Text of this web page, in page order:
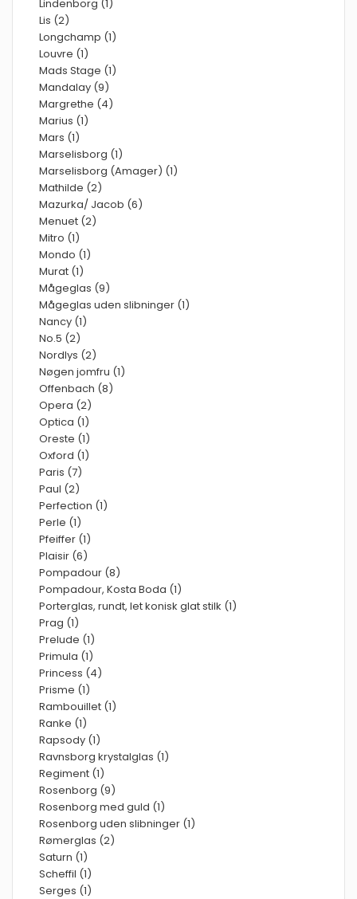
Lindenborg (1)
Lis (2)
Longchamp (1)
Louvre (1)
Mads Stage (1)
Mandalay (9)
Margrethe (4)
Marius (1)
Mars (1)
Marselisborg (1)
Marselisborg (Amager) (1)
Mathilde (2)
Mazurka/ Jacob (6)
Menuet (2)
Mitro (1)
Mondo (1)
Murat (1)
Mågeglas (9)
Mågeglas uden slibninger (1)
Nancy (1)
No.5 (2)
Nordlys (2)
Nøgen jomfru (1)
Offenbach (8)
Opera (2)
Optica (1)
Oreste (1)
Oxford (1)
Paris (7)
Paul (2)
Perfection (1)
Perle (1)
Pfeiffer (1)
Plaisir (6)
Pompadour (8)
Pompadour, Kosta Boda (1)
Porterglas, rundt, let konisk glat stilk (1)
Prag (1)
Prelude (1)
Primula (1)
Princess (4)
Prisme (1)
Rambouillet (1)
Ranke (1)
Rapsody (1)
Ravnsborg krystalglas (1)
Regiment (1)
Rosenborg (9)
Rosenborg med guld (1)
Rosenborg uden slibninger (1)
Rømerglas (2)
Saturn (1)
Scheffil (1)
Serges (1)